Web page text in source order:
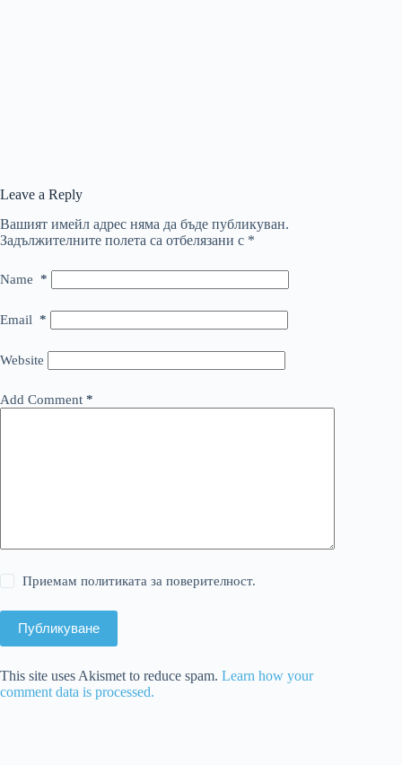
Leave a Reply
Вашият имейл адрес няма да бъде публикуван.
Задължителните полета са отбелязани с *
Name *
Email *
Website
Add Comment *
Приемам политиката за поверителност.
Публикуване
This site uses Akismet to reduce spam. Learn how your
comment data is processed.